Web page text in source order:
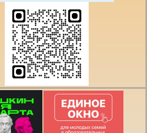
Есть предложения по
организации учебного
процесса или знаете,
как сделать техникум
лучше?